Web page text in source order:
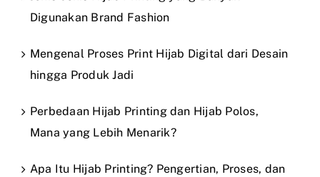
Digunakan Brand Fashion
Mengenal Proses Print Hijab Digital dari Desain
hingga Produk Jadi
Perbedaan Hijab Printing dan Hijab Polos,
Mana yang Lebih Menarik?
Apa Itu Hijab Printing? Pengertian, Proses, dan